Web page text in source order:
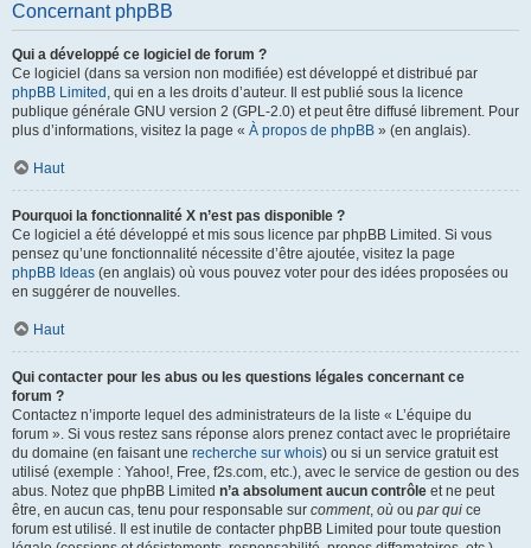
Concernant phpBB
Qui a développé ce logiciel de forum ?
Ce logiciel (dans sa version non modifiée) est développé et distribué par
phpBB Limited , qui en a les droits d’auteur. Il est publié sous la licence
publique générale GNU version 2 (GPL-2.0) et peut être diffusé librement. Pour
plus d’informations, visitez la page « À propos de phpBB » (en anglais).
Haut
Pourquoi la fonctionnalité X n’est pas disponible ?
Ce logiciel a été développé et mis sous licence par phpBB Limited. Si vous
pensez qu’une fonctionnalité nécessite d’être ajoutée, visitez la page
phpBB Ideas (en anglais) où vous pouvez voter pour des idées proposées ou
en suggérer de nouvelles.
Haut
Qui contacter pour les abus ou les questions légales concernant ce
forum ?
Contactez n’importe lequel des administrateurs de la liste « L’équipe du
forum ». Si vous restez sans réponse alors prenez contact avec le propriétaire
du domaine (en faisant une recherche sur whois) ou si un service gratuit est
utilisé (exemple : Yahoo!, Free, f2s.com, etc.), avec le service de gestion ou des
abus. Notez que phpBB Limited n’a absolument aucun contrôle et ne peut
être, en aucun cas, tenu pour responsable sur comment, où ou par qui ce
forum est utilisé. Il est inutile de contacter phpBB Limited pour toute question